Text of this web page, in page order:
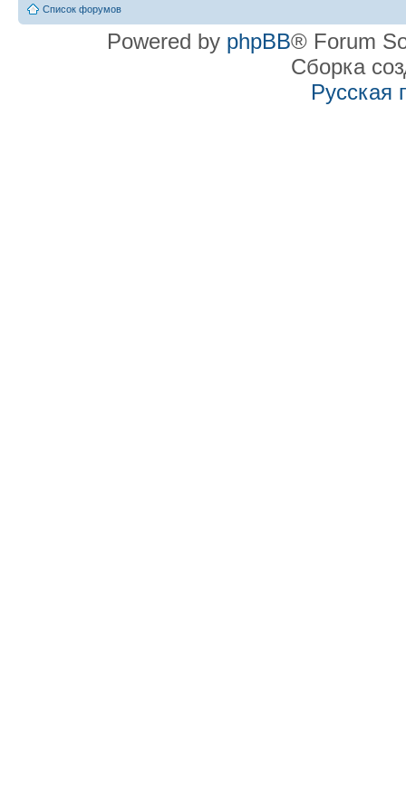
Список форумов
Powered by phpBB® Forum
Сборка
Русская